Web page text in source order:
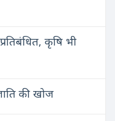
कृषि भी
की खोज